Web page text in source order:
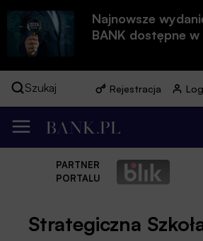
Najnowsze
BANK dostępne
Szukaj Rejestracja
PARTNER
PORTALU
Strategiczna